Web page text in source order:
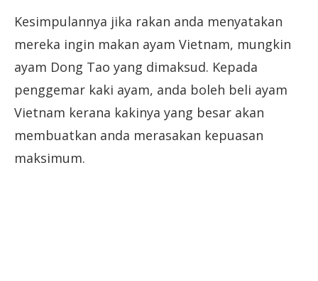
Kesimpulannya jika rakan anda menyatakan
mereka ingin makan ayam Vietnam, mungkin
ayam Dong Tao yang dimaksud. Kepada
penggemar kaki ayam, anda boleh beli ayam
Vietnam kerana kakinya yang besar akan
membuatkan anda merasakan kepuasan
maksimum.